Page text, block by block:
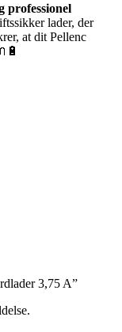
professionel
lader, der
at dit Pellenc
3,75 A”